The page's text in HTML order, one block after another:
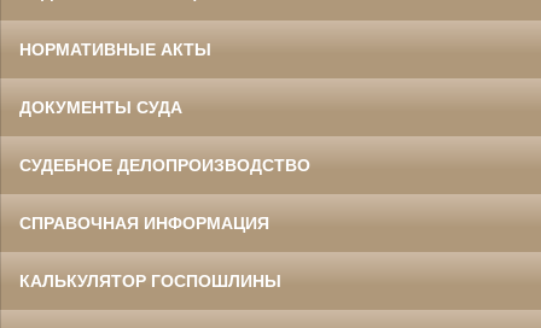
НОРМАТИВНЫЕ АКТЫ
ДОКУМЕНТЫ СУДА
СУДЕБНОЕ ДЕЛОПРОИЗВОДСТВО
СПРАВОЧНАЯ ИНФОРМАЦИЯ
КАЛЬКУЛЯТОР ГОСПОШЛИНЫ